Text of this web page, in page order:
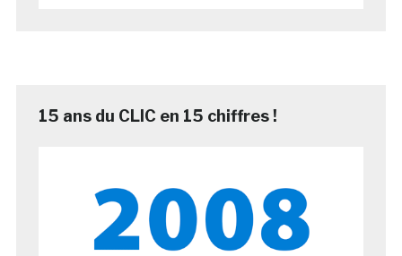
15 ans du CLIC en 15 chiffres !